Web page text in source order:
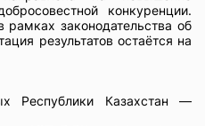
конкуренции.
рамках законодательства об
результатов остаётся на
Республики Казахстан —